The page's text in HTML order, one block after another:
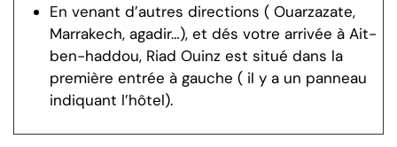
En venant d’autres directions ( Ouarzazate,
Marrakech, agadir…), et dés votre arrivée à Ait-
ben-haddou, Riad Ouinz est situé dans la
première entrée à gauche ( il y a un panneau
indiquant l’hôtel).